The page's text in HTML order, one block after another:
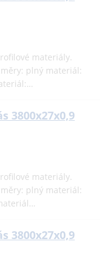
materiály.
plný materiál:
3800x27x0,9
materiály.
plný materiál:
3800x27x0,9